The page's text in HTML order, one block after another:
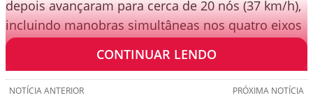
depois avançaram para cerca de 20 nós (37 km/h),
incluindo manobras simultâneas nos quatro eixos
de controle.
CONTINUAR LENDO
PRÓXIMA NOTÍCIA
NOTÍCIA ANTERIOR